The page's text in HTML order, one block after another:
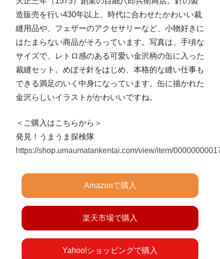
造販売を行い430年以上、時代に合わせたかわいい裁
縫用品や、フェザーのアクセサリーなど、小物好きに
はたまらない商品がそろっています。写真は、手頃な
サイズで、レトロ感のある可愛い金沢柄の缶に入った
裁縫セット。めぼそ針をはじめ、本格的な縫い仕事も
できる満足のいく中身になっています。缶に描かれた
金沢らしいイラストがかわいいですね。
＜ご購入はこちらから＞
発見！うまうま探検隊
https://shop.umaumatankentai.com/view/item/
Amazonで購入
楽天市場で購入
Yahoo!ショッピングで購入